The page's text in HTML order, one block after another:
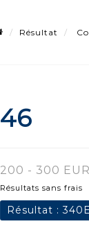
Résultat
46
200 - 300 EUR
Résultats sans frais
Résultat :